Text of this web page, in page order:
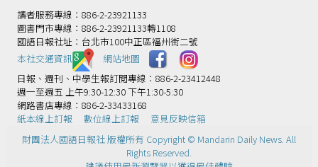
讀者服務專線：886-2-23921133
圖書門市專線：886-2-23921133轉1108
國語日報社址：台北市100中正區福州街二號
本社交通資訊️
網站地圖
日報、週刊、中學生報訂閱專線：886-2-23412448
週一至週五 上午9:30-12:30 下午1:30-5:30
網路書店專線：886-2-33433168
紙本線上訂報
數位線上訂報
意見反映信箱
財團法人國語日報社 版權所有 Copyright © Mandarin Daily News. All
Rights Reserved.